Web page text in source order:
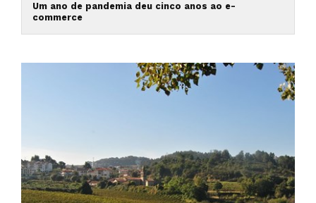
Um ano de pandemia deu cinco anos ao e-
commerce